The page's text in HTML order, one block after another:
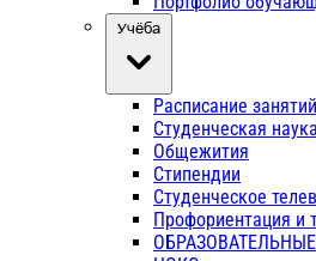
Учёба
Расписание занятий
Студенческая наука
Общежития
Стипендии
Студенческое
Профориентация и